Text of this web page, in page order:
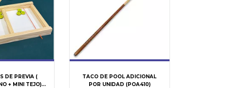
DE PREVIA (
+ MINI TEJO)
TACO DE POOL ADICIONAL
POR UNIDAD (POA410)